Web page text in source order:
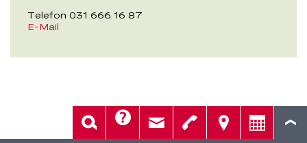
Telefon 031 666 16 87
E-Mail